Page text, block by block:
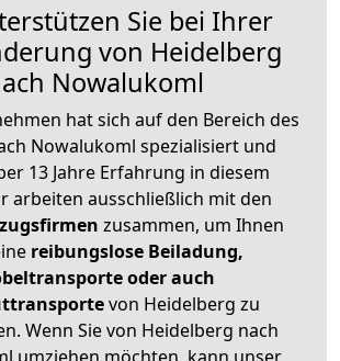
Sie bei Ihrer
von Heidelberg
Nowalukoml
hat sich auf den Bereich des
Nowalukoml spezialisiert und
13 Jahre Erfahrung in diesem
arbeiten ausschließlich mit den
zusammen, um Ihnen
reibungslose Beiladung,
oder auch
von Heidelberg zu
Wenn Sie von Heidelberg nach